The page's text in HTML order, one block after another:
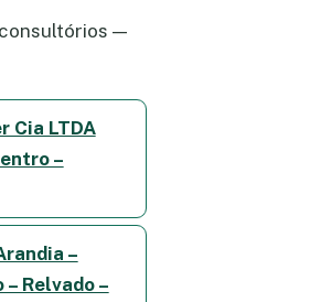
—
Cia LTDA
–
–
Relvado –